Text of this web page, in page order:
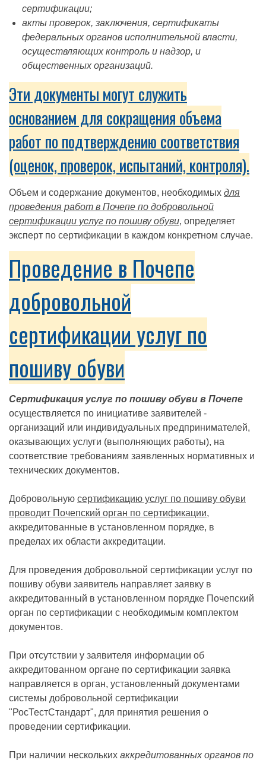
сертификации;
акты проверок, заключения, сертификаты
федеральных органов исполнительной власти,
осуществляющих контроль и надзор, и
общественных организаций.
Эти документы могут служить
основанием для сокращения объема
работ по подтверждению соответствия
(оценок, проверок, испытаний, контроля).
Объем и содержание документов, необходимых для
проведения работ в Почепе по добровольной
сертификации услуг по пошиву обуви, определяет
эксперт по сертификации в каждом конкретном случае.
Проведение в Почепе
добровольной
сертификации услуг по
пошиву обуви
Сертификация услуг по пошиву обуви в Почепе
осуществляется по инициативе заявителей -
организаций или индивидуальных предпринимателей,
оказывающих услуги (выполняющих работы), на
соответствие требованиям заявленных нормативных и
технических документов.
Добровольную сертификацию услуг по пошиву обуви
проводит Почепский орган по сертификации,
аккредитованные в установленном порядке, в
пределах их области аккредитации.
Для проведения добровольной сертификации услуг по
пошиву обуви заявитель направляет заявку в
аккредитованный в установленном порядке Почепский
орган по сертификации с необходимым комплектом
документов.
При отсутствии у заявителя информации об
аккредитованном органе по сертификации заявка
направляется в орган, установленный документами
системы добровольной сертификации
"РосТестСтандарт", для принятия решения о
проведении сертификации.
При наличии нескольких аккредитованных органов по